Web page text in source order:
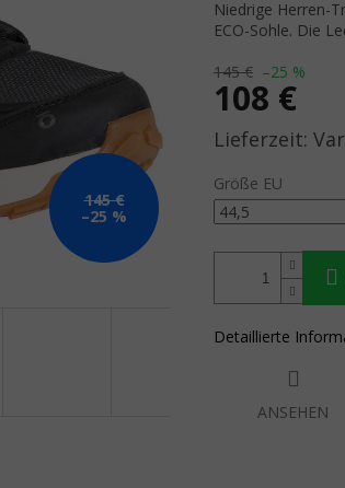
145 €
–25 %
145 € –25 %
108 €
Verkaufspreis:
Größe EU
Niedrige Herren-
ECO-Sohle. Die
Detaillierte
ANSEHEN